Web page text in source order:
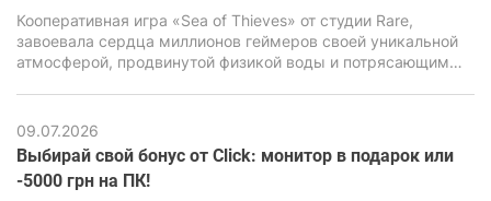
Кооперативная игра «Sea of Thieves» от студии Rare,
завоевала сердца миллионов геймеров своей уникальной
атмосферой, продвинутой физикой воды и потрясающим
способный нагрузить даже современные ПК, особенно
бюджетного класса.
09.07.2026
Выбирай свой бонус от Click: монитор в подарок или
-5000 грн на ПК!